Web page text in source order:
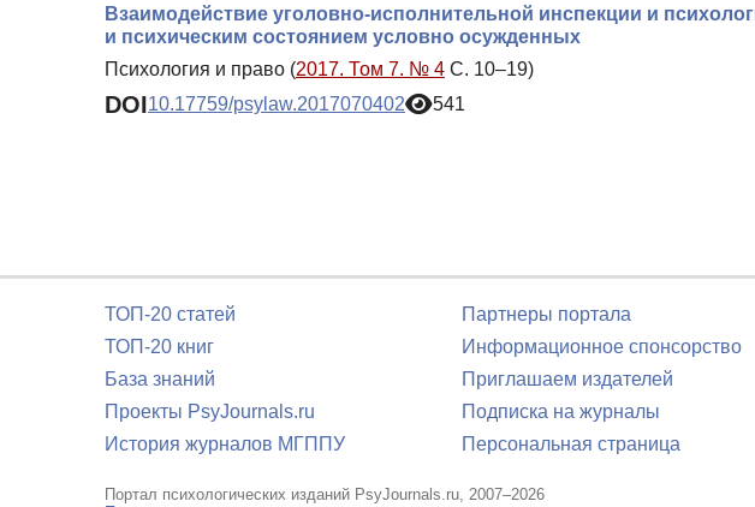
Взаимодействие уголовно-исполнительной инспекции и
и психическим состоянием условно осужденных
Психология и право (2017. Том 7. № 4 С. 10–19)
DOI10.17759/psylaw.2017070402 541
ТОП-20 статей
ТОП-20 книг
База знаний
Проекты PsyJournals.ru
История журналов МГППУ
Партнеры портала
Информационное спонсорство
Приглашаем издателей
Подписка на журналы
Персональная страница
Портал психологических изданий PsyJournals.ru, 2007–2026